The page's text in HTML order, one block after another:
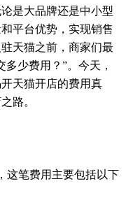
是大品牌还是中小型
平台优势，实现销售
天猫之前，商家们最
少费用？”。今天，
天猫开店的费用真
路。
这笔费用主要包括以下